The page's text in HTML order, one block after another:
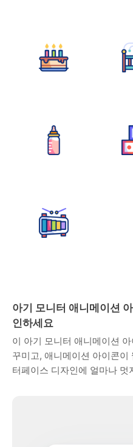
아기 모니터 애니메이션
인하세요
이 아기 모니터 애니메이션
꾸미고, 애니메이션 아이콘이
터페이스 디자인에 얼마나